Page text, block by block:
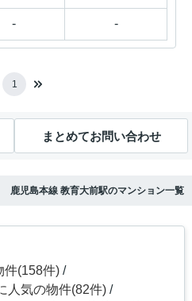
- -
1
まとめてお問い合わせ
鹿児島本線 教育大前駅のマンション一覧
件(158件)
人気の物件(82件)